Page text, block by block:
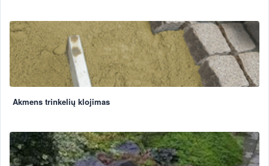
Akmens trinkelių klojimas